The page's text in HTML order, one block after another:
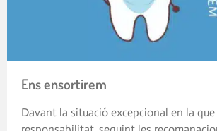
Ens ensortirem
Davant la situació excepcional en la